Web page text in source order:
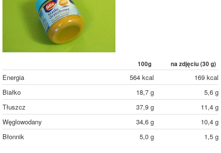
100g na zdjęciu (30 g)
Energia 564 kcal
169 kcal
Białko
18,7 g
5,6 g
Tłuszcz
37,9 g
11,4 g
Węglowodany
34,6 g
10,4 g
Błonnik
5,0 g 1,5 g